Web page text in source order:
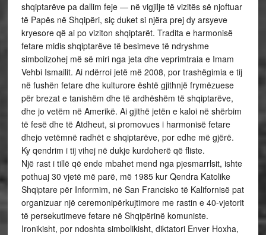
shqiptarëve pa dallim feje — në vigjilje të vizitës së njoftuar
të Papës në Shqipëri, siç duket si njëra prej dy arsyeve
kryesore që ai po viziton shqiptarët. Tradita e harmonisë
fetare midis shqiptarëve të besimeve të ndryshme
simbolizohej më së miri nga jeta dhe veprimtraia e Imam
Vehbi Ismailit. Ai ndërroi jetë më 2008, por trashëgimia e tij
në fushën fetare dhe kulturore është gjithnjë frymëzuese
për brezat e tanishëm dhe të ardhëshëm të shqiptarëve,
dhe jo vetëm në Amerikë. Ai gjithë jetën e kaloi në shërbim
të fesë dhe të Atdheut, si promovues i harmonisë fetare
dhejo vetëmnë radhët e shqiptarëve, por edhe më gjërë.
Ky qendrim i tij vihej në dukje kurdoherë që fliste.
Një rast i tillë që ende mbahet mend nga pjesmarrlsit, ishte
pothuaj 30 vjetë më parë, më 1985 kur Qendra Katolike
Shqiptare për Informim, në San Francisko të Kalifornisë pat
organizuar një ceremonipërkujtimore me rastin e 40-vjetorit
të persekutimeve fetare në Shqipërinë komuniste.
Ironikisht, por ndoshta simbolikisht, diktatori Enver Hoxha,